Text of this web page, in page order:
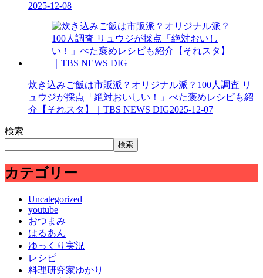
2025-12-08
炊き込みご飯は市販派？オリジナル派？100人調査 リ
ュウジが採点「絶対おいしい！」べた褒めレシピも紹
介【それスタ】｜TBS NEWS DIG2025-12-07
検索
検索
カテゴリー
Uncategorized
youtube
おつまみ
はるあん
ゆっくり実況
レシピ
料理研究家ゆかり